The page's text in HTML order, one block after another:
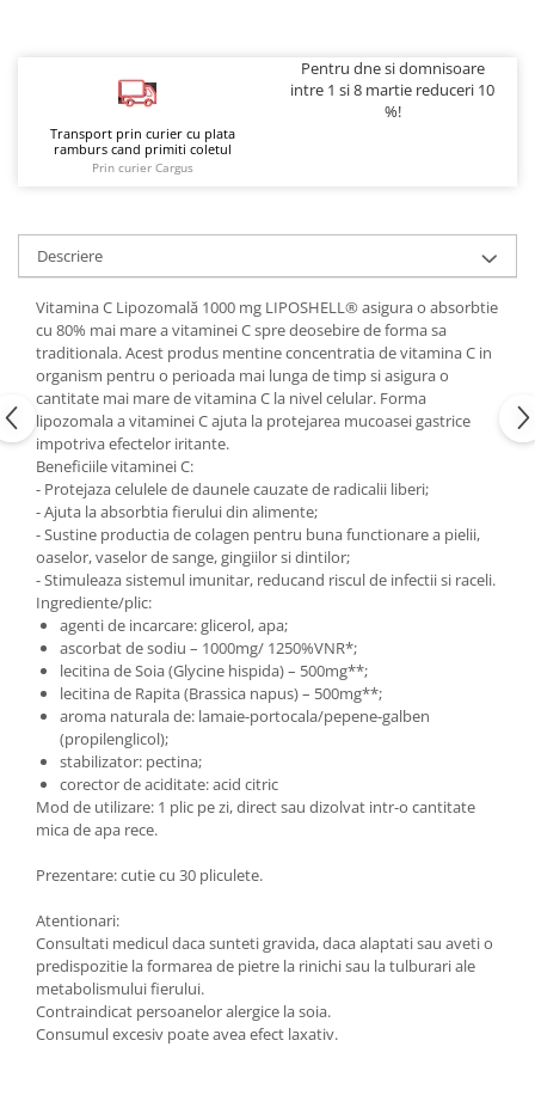
Transport prin curier cu plata
ramburs cand primiti coletul
Prin curier Cargus
Pentru dne si domnisoare
intre 1 si 8 martie reduceri 10
%!
Descriere
Vitamina C Lipozomală 1000 mg LIPOSHELL® asigura o absorbtie
cu 80% mai mare a vitaminei C spre deosebire de forma sa
traditionala. Acest produs mentine concentratia de vitamina C in
organism pentru o perioada mai lunga de timp si asigura o
cantitate mai mare de vitamina C la nivel celular. Forma
lipozomala a vitaminei C ajuta la protejarea mucoasei gastrice
impotriva efectelor iritante.
Beneficiile vitaminei C:
- Protejaza celulele de daunele cauzate de radicalii liberi;
- Ajuta la absorbtia fierului din alimente;
- Sustine productia de colagen pentru buna functionare a pielii,
oaselor, vaselor de sange, gingiilor si dintilor;
- Stimuleaza sistemul imunitar, reducand riscul de infectii si raceli.
Ingrediente/plic:
agenti de incarcare: glicerol, apa;
ascorbat de sodiu – 1000mg/ 1250%VNR*;
lecitina de Soia (Glycine hispida) – 500mg**;
lecitina de Rapita (Brassica napus) – 500mg**;
aroma naturala de: lamaie-portocala/pepene-galben
(propilenglicol);
stabilizator: pectina;
corector de aciditate: acid citric
Mod de utilizare: 1 plic pe zi, direct sau dizolvat intr-o cantitate
mica de apa rece.
Prezentare: cutie cu 30 pliculete.
Atentionari:
Consultati medicul daca sunteti gravida, daca alaptati sau aveti o
predispozitie la formarea de pietre la rinichi sau la tulburari ale
metabolismului fierului.
Contraindicat persoanelor alergice la soia.
Consumul excesiv poate avea efect laxativ.